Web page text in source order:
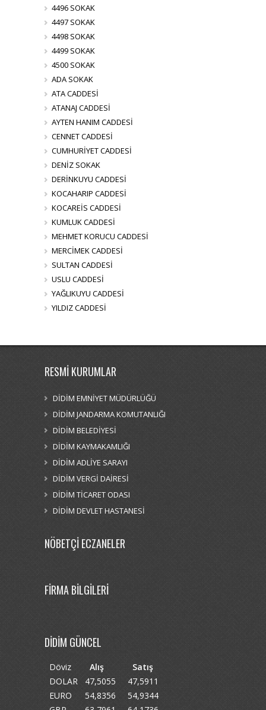
4496 SOKAK
4497 SOKAK
4498 SOKAK
4499 SOKAK
4500 SOKAK
ADA SOKAK
ATA CADDESİ
ATANAJ CADDESİ
AYTEN HANIM CADDESİ
CENNET CADDESİ
CUMHURİYET CADDESİ
DENİZ SOKAK
DERİNKUYU CADDESİ
KOCAHARIP CADDESİ
KOCAREİS CADDESİ
KUMLUK CADDESİ
MEHMET KORUCU CADDESİ
MERCİMEK CADDESİ
SULTAN CADDESİ
USLU CADDESİ
YAĞLIKUYU CADDESİ
YILDIZ CADDESİ
RESMİ KURUMLAR
DİDİM EMNİYET MÜDÜRLÜĞÜ
DİDİM JANDARMA KOMUTANLIĞI
DİDİM BELEDİYESİ
DİDİM KAYMAKAMLIĞI
DİDİM ADLİYE SARAYI
DİDİM VERGİ DAİRESİ
DİDİM TİCARET ODASI
DİDİM DEVLET HASTANESİ
NÖBETÇİ ECZANELER
FİRMA BİLGİLERİ
DİDİM GÜNCEL
Döviz Alış
Satış
DOLAR
47,5055
47,5911
EURO
54,8356
54,9344